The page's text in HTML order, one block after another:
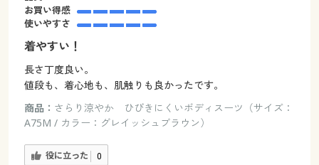
お買い得感
使いやすさ
着やすい！
長さ丁度良い。
値段も、着心地も、肌触りも良かったです。
商品： さらり涼やか ひびきにくいボディスーツ（サイズ：
A75M / カラー：グレイッシュブラウン）
役に立った 0